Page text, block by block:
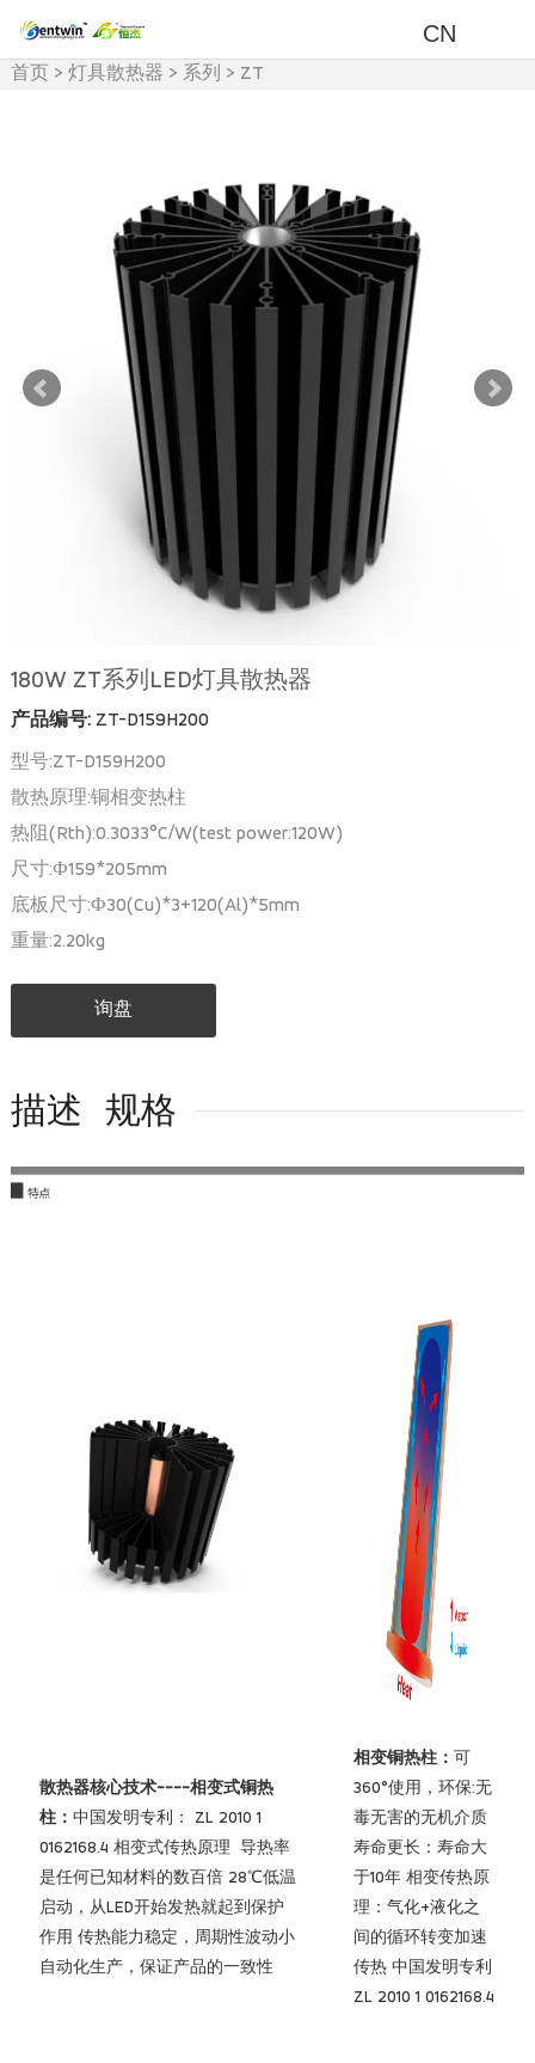
CN
首页 > 灯具散热器 > 系列 > ZT
180W ZT系列LED灯具散热器
产品编号:ZT-D159H200
型号:ZT-D159H200
散热原理:铜相变热柱
热阻(Rth):0.3033°C/W(test power:120W)
尺寸:Ф159*205mm
底板尺寸:Ф30(Cu)*3+120(Al)*5mm
重量:2.20kg
询盘
描述 规格
散热器核心技术----相变式铜热
柱： 中国发明专利： ZL 2010 1
0162168.4 相变式传热原理 导热率
是任何已知材料的数百倍 28℃低温
启动，从LED开始发热就起到保护
作用 传热能力稳定，周期性波动小
自动化生产，保证产品的一致性
相变铜热柱： 可
360°使用，环保:无
毒无害的无机介质
寿命更长：寿命大
于10年 相变传热原
理：气化+液化之
间的循环转变加速
传热 中国发明专利
ZL 2010 1 0162168.4